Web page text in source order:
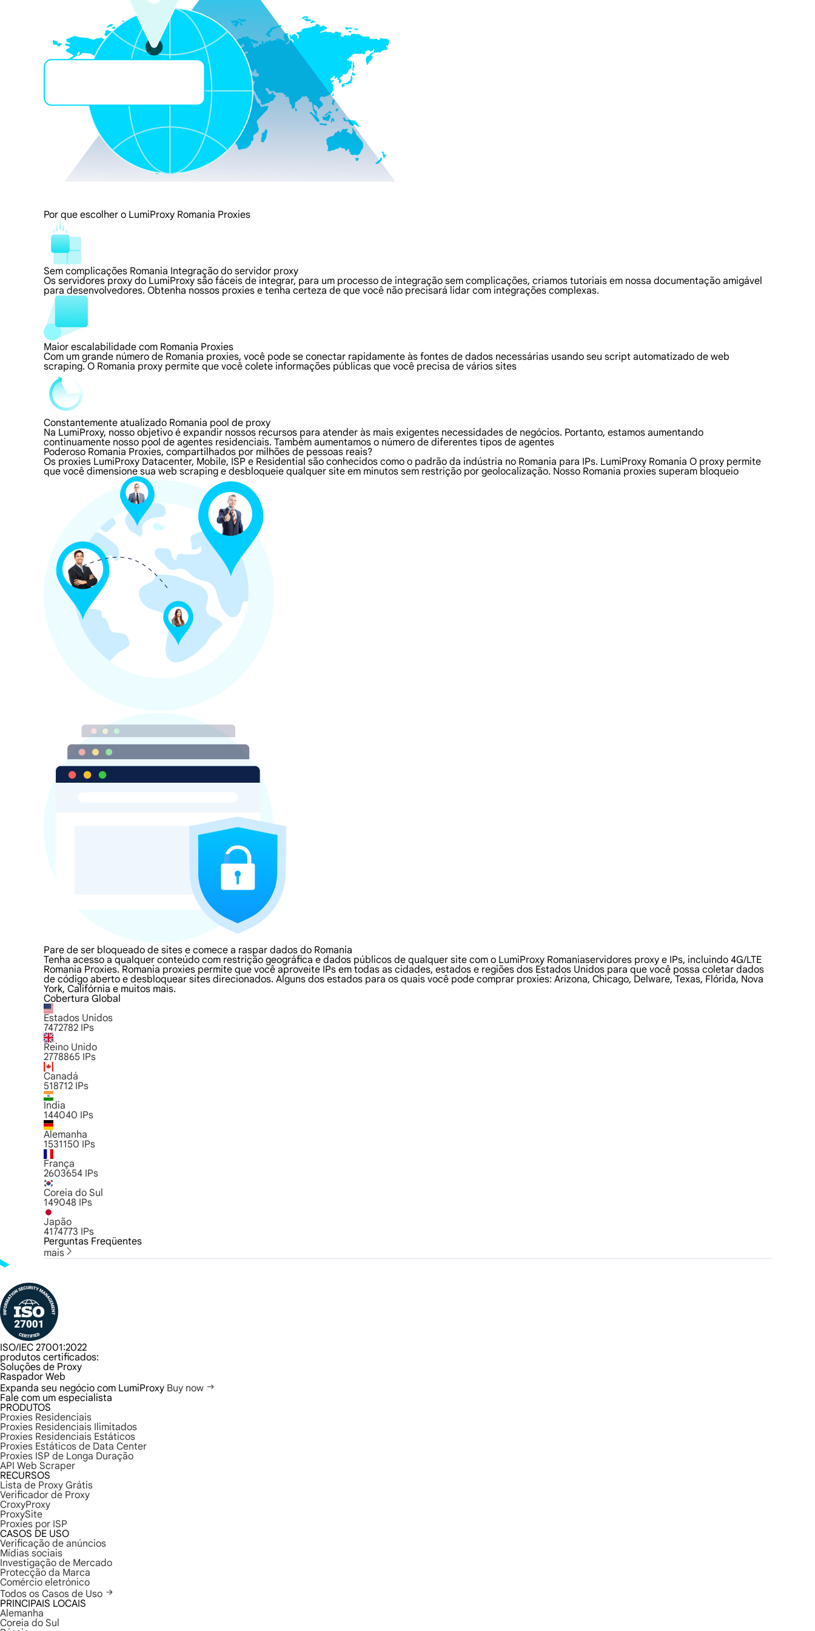
Por que escolher o LumiProxy Romania Proxies
Sem complicações Romania Integração do servidor proxy
Os servidores proxy do LumiProxy são fáceis de integrar, para um processo de integração sem complicações, criamos tutoriais em nossa documentação amigável
para desenvolvedores. Obtenha nossos proxies e tenha certeza de que você não precisará lidar com integrações complexas.
Maior escalabilidade com Romania Proxies
Com um grande número de Romania proxies, você pode se conectar rapidamente às fontes de dados necessárias usando seu script automatizado de web
scraping. O Romania proxy permite que você colete informações públicas que você precisa de vários sites
Constantemente atualizado Romania pool de proxy
Na LumiProxy, nosso objetivo é expandir nossos recursos para atender às mais exigentes necessidades de negócios. Portanto, estamos aumentando
continuamente nosso pool de agentes residenciais. Também aumentamos o número de diferentes tipos de agentes
Poderoso Romania Proxies, compartilhados por milhões de pessoas reais?
Os proxies LumiProxy Datacenter, Mobile, ISP e Residential são conhecidos como o padrão da indústria no Romania para IPs. LumiProxy Romania O proxy permite
que você dimensione sua web scraping e desbloqueie qualquer site em minutos sem restrição por geolocalização. Nosso Romania proxies superam bloqueio
Pare de ser bloqueado de sites e comece a raspar dados do Romania
Tenha acesso a qualquer conteúdo com restrição geográfica e dados públicos de qualquer site com o LumiProxy Romaniaservidores proxy e IPs, incluindo 4G/LTE
Romania Proxies. Romania proxies permite que você aproveite IPs em todas as cidades, estados e regiões dos Estados Unidos para que você possa coletar dados
de código aberto e desbloquear sites direcionados. Alguns dos estados para os quais você pode comprar proxies: Arizona, Chicago, Delware, Texas, Flórida, Nova
York, Califórnia e muitos mais.
Cobertura Global
Estados Unidos
7472782 IPs
Reino Unido
2778865 IPs
Canadá
518712 IPs
Índia
144040 IPs
Alemanha
1531150 IPs
França
2603654 IPs
Coreia do Sul
149048 IPs
Japão
4174773 IPs
Perguntas Freqüentes
mais
ISO/IEC 27001:2022
produtos certificados:
Soluções de Proxy
Raspador Web
Expanda seu negócio com LumiProxy Buy now
Fale com um especialista
PRODUTOS
Proxies Residenciais
Proxies Residenciais Ilimitados
Proxies Residenciais Estáticos
Proxies Estáticos de Data Center
Proxies ISP de Longa Duração
API Web Scraper
RECURSOS
Lista de Proxy Grátis
Verificador de Proxy
CroxyProxy
ProxySite
Proxies por ISP
CASOS DE USO
Verificação de anúncios
Mídias sociais
Investigação de Mercado
Protecção da Marca
Comércio eletrónico
Todos os Casos de Uso
PRINCIPAIS LOCAIS
Alemanha
Coreia do Sul